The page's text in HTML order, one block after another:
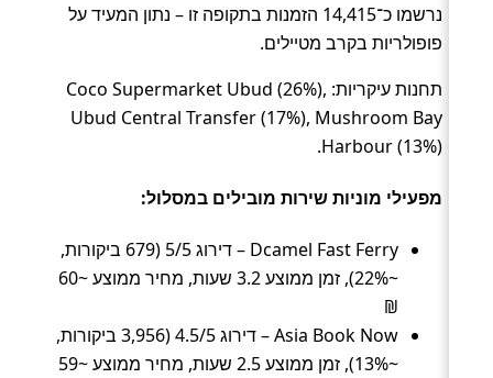
נרשמו כ־14,415 הזמנות בתקופה זו – נתון המעיד על
פופולריות בקרב מטיילים.
תחנות עיקריות: Coco Supermarket Ubud (26%),
Ubud Central Transfer (17%), Mushroom Bay
Harbour (13%).
מפעילי מוניות שירות מובילים במסלול:
Dcamel Fast Ferry – דירוג 5/5 (679 ביקורות,
~22%), זמן ממוצע 3.2 שעות, מחיר ממוצע ~60
₪
Asia Book Now – דירוג 4.5/5 (3,956 ביקורות,
~13%), זמן ממוצע 2.5 שעות, מחיר ממוצע ~59